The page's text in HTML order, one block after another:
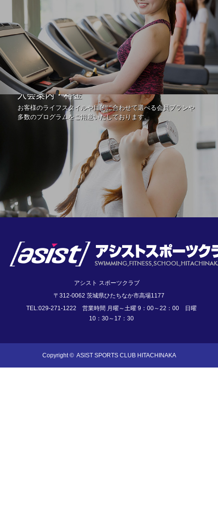
入会案内・料金
お客様のライフスタイルや目的に合わせて選べる会員プランや
多数のプログラムをご用意いたしております。
アシスト スポーツクラブ
〒312-0062 茨城県ひたちなか市高場1177
TEL:029-271-1222 営業時間 月曜～土曜 9：00～22：00 日曜
10：30～17：30
Copyright © ASIST SPORTS CLUB HITACHINAKA